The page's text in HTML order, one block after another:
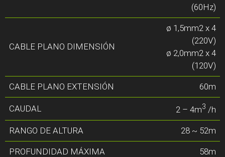
(60Hz)
CABLE PLANO DIMENSIÓN
ø 1,5mm2 x 4
(220V)
ø 2,0mm2 x 4
(120V)
CABLE PLANO EXTENSIÓN 60m
CAUDAL 2 – 4m3 /h
RANGO DE ALTURA 28 ~ 52m
PROFUNDIDAD MÁXIMA 58m